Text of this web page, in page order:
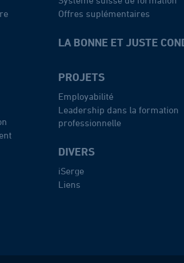
Offres suplémentaires
LA BONNE ET JUSTE
PROJETS
Employabilité
Leadership dans la formation
professionnelle
DIVERS
iSerge
Liens